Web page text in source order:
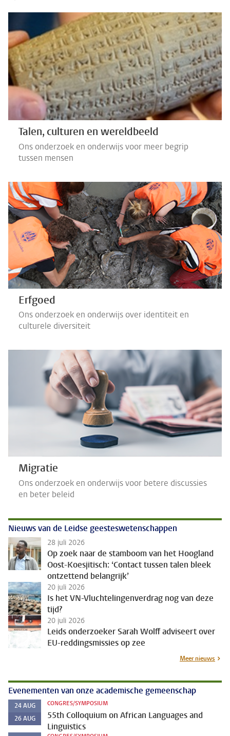
Talen, culturen en wereldbeeld
Ons onderzoek en onderwijs voor meer begrip
tussen mensen
Erfgoed
Ons onderzoek en onderwijs over identiteit en
culturele diversiteit
Migratie
Ons onderzoek en onderwijs voor betere discussies
en beter beleid
Nieuws van de Leidse geesteswetenschappen
28 juli 2026
Op zoek naar de stamboom van het Hoogland
Oost-Koesjitisch: ‘Contact tussen talen bleek
ontzettend belangrijk’
20 juli 2026
Is het VN-Vluchtelingenverdrag nog van deze
tijd?
20 juli 2026
Leids onderzoeker Sarah Wolff adviseert over
EU-reddingsmissies op zee
Meer nieuws
Evenementen van onze academische gemeenschap
24AUG
26AUG
CONGRES/SYMPOSIUM
55th Colloquium on African Languages and
Linguistics